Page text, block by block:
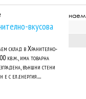
вкусова
склад в Хранително-
кв.м., има товарна
външни стени
е с ел.енергия....
наем